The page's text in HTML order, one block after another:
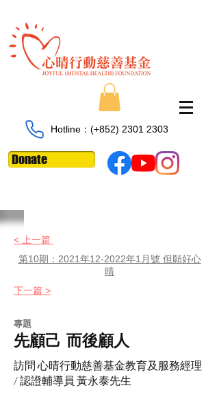
Hotline：​​(+852) 2301 2303
Donate
< 上一篇
第10期：2021年12-2022年1月號 但願好心
晴
下一篇 >
​專題
先顧己 而後顧人
訪問 心晴行動慈善基金教育及服務經理
/ 認證輔導員 黃永泰先生